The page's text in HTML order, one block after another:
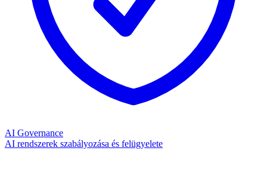
AI Governance
AI rendszerek szabályozása és felügyelete